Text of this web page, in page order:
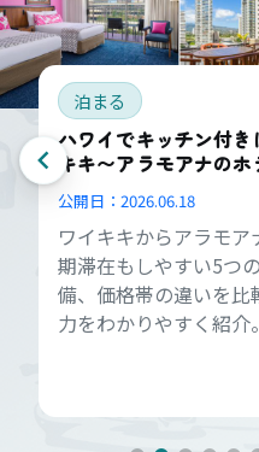
泊まる
ハワイでキッチン付
キキ〜アラモアナのホ
公開日： 2026.06.18
ワイキキからアラモ
期滞在もしやすい5つ
備、価格帯の違いを
力をわかりやすく紹介。